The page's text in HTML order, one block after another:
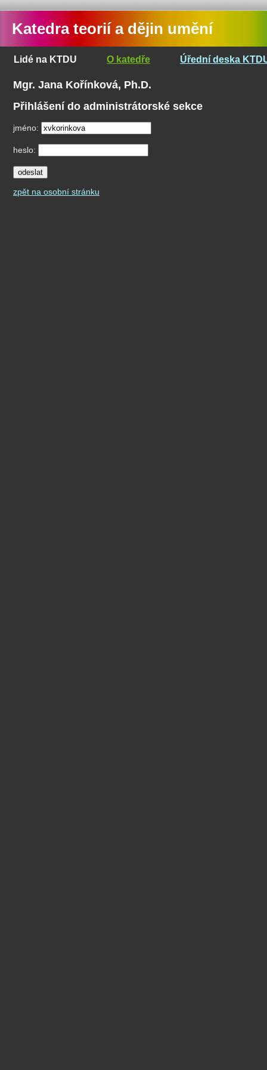
Katedra teorií a dějin umění
Lidé na KTDU O katedře Úřední deska
Mgr. Jana Kořínková, Ph.D.
Přihlášení do administrátorské sekce
jméno:
heslo:
zpět na osobní stránku